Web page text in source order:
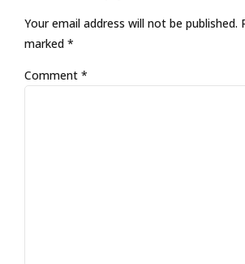
Your email address will not be published.
marked *
Comment *